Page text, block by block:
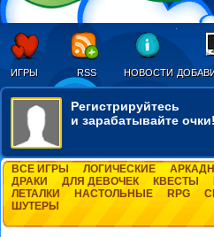
ИГРЫ RSS НОВОСТИ
Регистрируйтесь
и зарабатывайте очки!
ВСЕ ИГРЫ ЛОГИЧЕСКИЕ
ДРАКИ
ДЛЯ ДЕВОЧЕК КВЕСТЫ
ЛЕТАЛКИ
НАСТОЛЬНЫЕ RPG
ШУТЕРЫ